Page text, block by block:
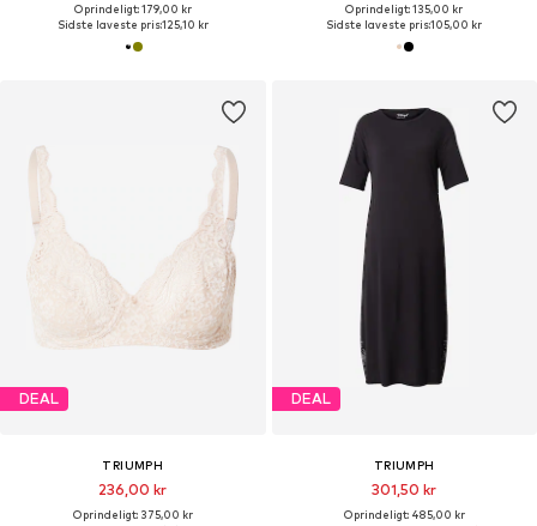
Oprindeligt: 179,00 kr
Sidste laveste pris:125,10 kr
Oprindeligt: 135,00 kr
Sidste laveste pris:105,00 kr
DEAL
TRIUMPH
236,00 kr
Oprindeligt: 375,00 kr
DEAL
TRIUMPH
301,50 kr
Oprindeligt: 485,00 kr